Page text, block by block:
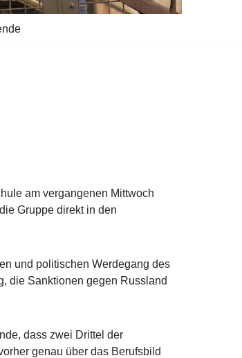
am vergangenen Mittwoch
Gruppe direkt in den
und politischen Werdegang des
die Sanktionen gegen Russland
dass zwei Drittel der
genau über das Berufsbild